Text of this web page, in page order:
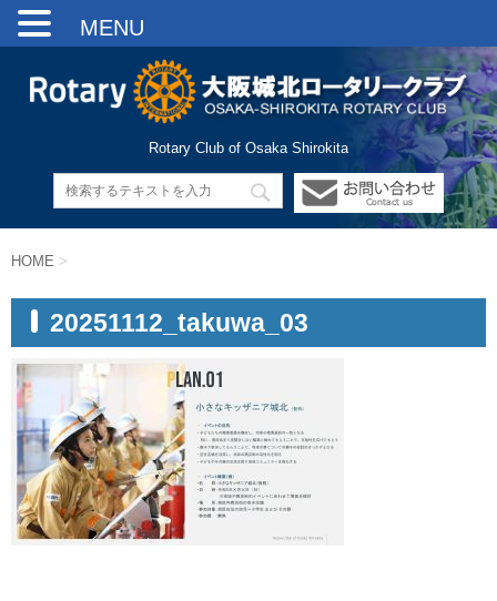
Rotary Club of Osaka Shirokita
HOME >
20251112_takuwa_03
MENU